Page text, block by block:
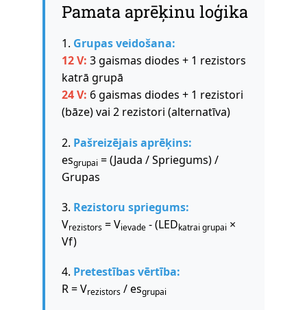
Pamata aprēķinu loģika
1. Grupas veidošana:
12 V: 3 gaismas diodes + 1 rezistors
katrā grupā
24 V: 6 gaismas diodes + 1 rezistori
(bāze) vai 2 rezistori (alternatīva)
2. Pašreizējais aprēķins:
esgrupai = (Jauda / Spriegums) /
Grupas
3. Rezistoru spriegums:
Vrezistors = Vievade - (LEDkatrai grupai ×
Vf)
4. Pretestības vērtība:
R = Vrezistors / esgrupai